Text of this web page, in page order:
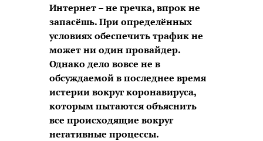
Интернет – не гречка, впрок не
запасёшь. При определённых
условиях обеспечить трафик не
может ни один провайдер.
Однако дело вовсе не в
обсуждаемой в последнее время
истерии вокруг коронавируса,
которым пытаются объяснить
все происходящие вокруг
негативные процессы.